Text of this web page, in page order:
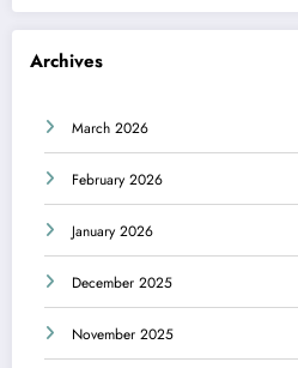
Archives
March 2026
February 2026
January 2026
December 2025
November 2025